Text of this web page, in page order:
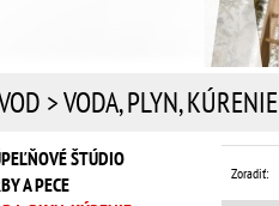
>VODA, PLYN, KÚRENIE
Zoradiť:
ŠTÚDIO
A PECE